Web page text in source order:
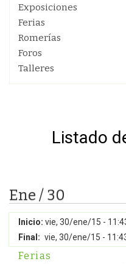
Exposiciones
Ferias
Romerías
Foros
Talleres
Listado
Ene / 30
Inicio: vie, 30/ene/15 -
Final: vie, 30/ene/15 -
Ferias